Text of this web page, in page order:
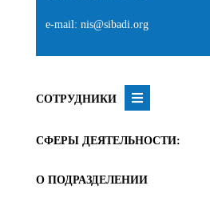
e-mail: nis@sibadi.org
СОТРУДНИКИ
СФЕРЫ ДЕЯТЕЛЬНОСТИ:
О ПОДРАЗДЕЛЕНИИ